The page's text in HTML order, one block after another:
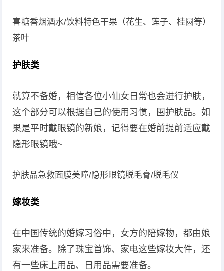
喜糖香烟酒水/饮料特色干果（花生、莲子、桂圆等）
茶叶
护肤类
就算不备婚，相信各位小仙女日常也会进行护肤，
这个部分可以根据自己的使用习惯，囤护肤品。如
果是平时戴眼镜的新娘，记得要在婚前提前适应戴
隐形眼镜哦~
护肤品急救面膜美瞳/隐形眼镜脱毛膏/脱毛仪
嫁妆类
在中国传统的婚嫁习俗中，女方的陪嫁物，都由娘
家来准备。除了珠宝首饰、家电这些嫁妆大件，还
有一些床上用品、日用品需要准备。